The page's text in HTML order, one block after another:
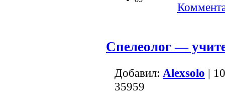
Спелеолог —
Добавил: Alexsolo |
35959